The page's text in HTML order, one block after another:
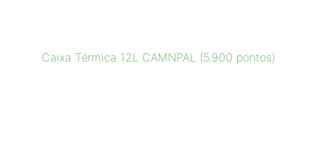
Caixa Térmica 12L CAMNPAL (5.900 pontos)